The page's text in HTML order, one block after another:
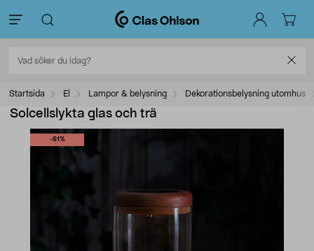
Startsida El Lampor & belysning Dekorationsbelysning utomhus
Solcellslykta glas och trä
-61%